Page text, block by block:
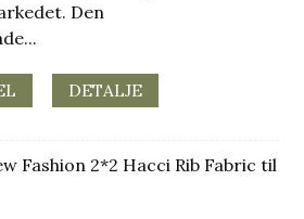
Den
DETALJE